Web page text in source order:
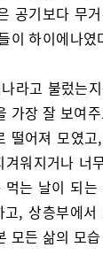
공기보다 무
이 하이에나였
라고 불렀는
가장 잘 보여
떨어져 모였
워지거나 너
는 날이 되
, 상층부에
모든 삶의 모